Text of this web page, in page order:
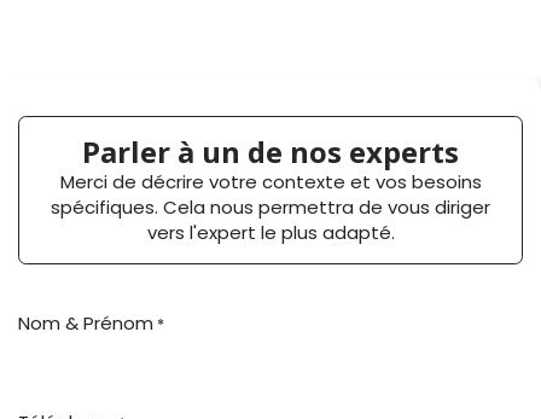
Parler à un de nos experts
Merci de décrire votre contexte et vos besoins
spécifiques. Cela nous permettra de vous diriger
vers l'expert le plus adapté.
Nom & Prénom *